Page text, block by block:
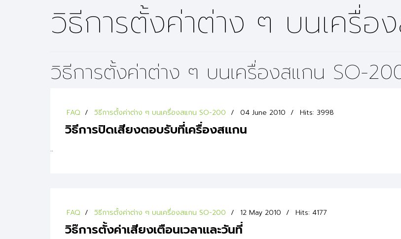
วิธีการตั้งค่าต่าง ๆ บนเครื่
วิธีการตั้งค่าต่าง ๆ บนเครื่องสแกน SO-
FAQ วิธีการตั้งค่าต่าง ๆ บนเครื่องสแกน SO-200 04 June 2010 Hits: 3998
วิธีการปิดเสียงตอบรับที่เครื่องสแกน
..
FAQ วิธีการตั้งค่าต่าง ๆ บนเครื่องสแกน SO-200 12 May 2010 Hits: 4177
วิธ๊การตั้งค่าเสียงเตือนเวลาและวันที่